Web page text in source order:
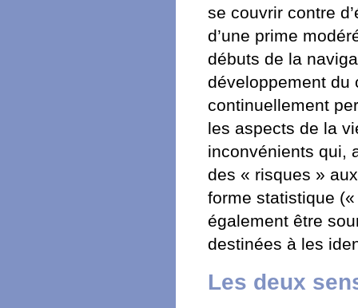
se couvrir contre
d’une prime
débuts de la
développement du
continuellement
les aspects de la
inconvénients qui,
des « risques »
forme statistique
également être
destinées à les
Les deux